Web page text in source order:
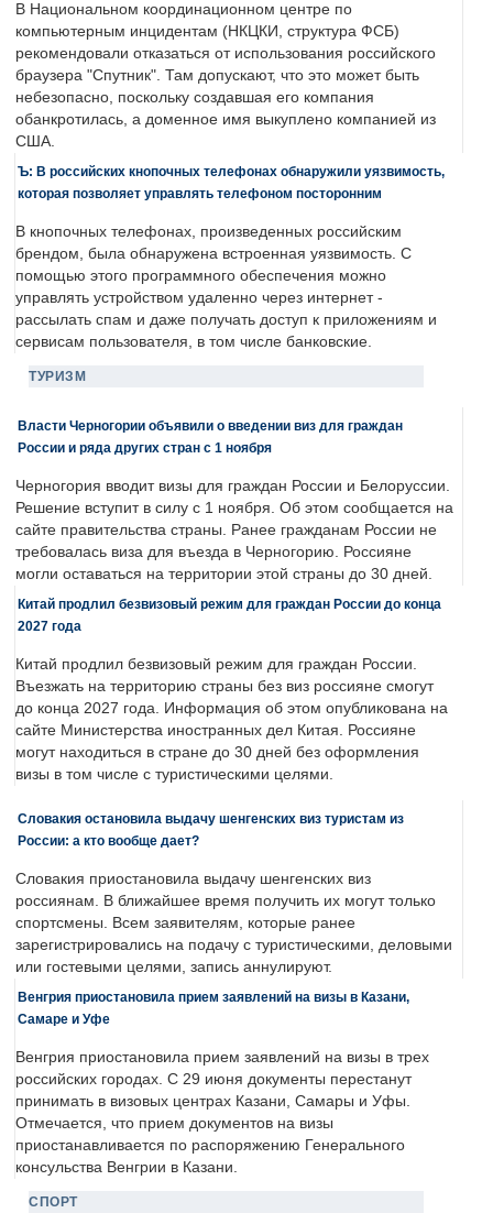
В Национальном координационном центре по
компьютерным инцидентам (НКЦКИ, структура ФСБ)
рекомендовали отказаться от использования российского
браузера "Спутник". Там допускают, что это может быть
небезопасно, поскольку создавшая его компания
обанкротилась, а доменное имя выкуплено компанией из
США.
Ъ: В российских кнопочных телефонах обнаружили уязвимость,
которая позволяет управлять телефоном посторонним
В кнопочных телефонах, произведенных российским
брендом, была обнаружена встроенная уязвимость. С
помощью этого программного обеспечения можно
управлять устройством удаленно через интернет -
рассылать спам и даже получать доступ к приложениям и
сервисам пользователя, в том числе банковские.
ТУРИЗМ
Власти Черногории объявили о введении виз для граждан
России и ряда других стран с 1 ноября
Черногория вводит визы для граждан России и Белоруссии.
Решение вступит в силу с 1 ноября. Об этом сообщается на
сайте правительства страны. Ранее гражданам России не
требовалась виза для въезда в Черногорию. Россияне
могли оставаться на территории этой страны до 30 дней.
Китай продлил безвизовый режим для граждан России до конца
2027 года
Китай продлил безвизовый режим для граждан России.
Въезжать на территорию страны без виз россияне смогут
до конца 2027 года. Информация об этом опубликована на
сайте Министерства иностранных дел Китая. Россияне
могут находиться в стране до 30 дней без оформления
визы в том числе с туристическими целями.
Словакия остановила выдачу шенгенских виз туристам из
России: а кто вообще дает?
Словакия приостановила выдачу шенгенских виз
россиянам. В ближайшее время получить их могут только
спортсмены. Всем заявителям, которые ранее
зарегистрировались на подачу с туристическими, деловыми
или гостевыми целями, запись аннулируют.
Венгрия приостановила прием заявлений на визы в Казани,
Самаре и Уфе
Венгрия приостановила прием заявлений на визы в трех
российских городах. С 29 июня документы перестанут
принимать в визовых центрах Казани, Самары и Уфы.
Отмечается, что прием документов на визы
приостанавливается по распоряжению Генерального
консульства Венгрии в Казани.
СПОРТ